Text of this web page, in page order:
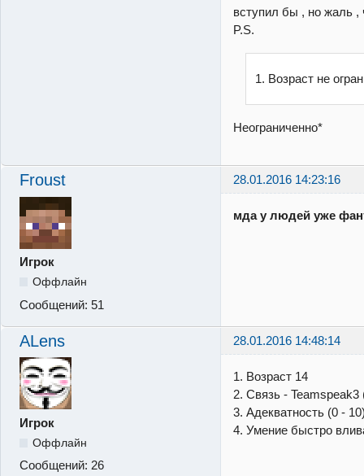
вступил бы , но жаль ,
P.S.
1. Возраст не
Неограниченно*
Froust 28.01.2016 14:23:16
Игрок
Оффлайн
Сообщений: 51
мда у людей уже
ALens 28.01.2016 14:48:14
Игрок
Оффлайн
Сообщений: 26
1. Возраст 14
2. Связь - Teamspeak3
3. Адекватность (0 -
4. Умение быстро